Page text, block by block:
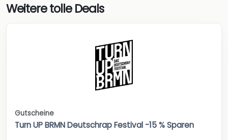
Weitere tolle Deals
Gutscheine
Turn UP BRMN Deutschrap Festival -15 % Sparen